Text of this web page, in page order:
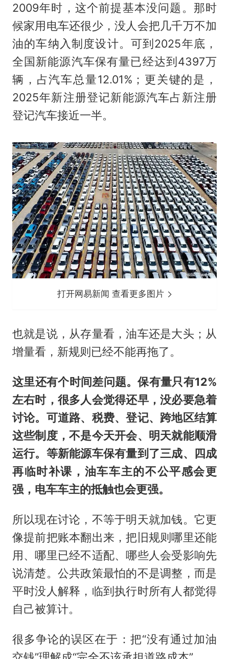
2009年时，这个前提基本没问题。那时
候家用电车还很少，没人会把几千万不加
油的车纳入制度设计。可到2025年底，
全国新能源汽车保有量已经达到4397万
辆，占汽车总量12.01%；更关键的是，
2025年新注册登记新能源汽车占新注册
登记汽车接近一半。
打开网易新闻 查看更多图片
也就是说，从存量看，油车还是大头；从
增量看，新规则已经不能再拖了。
这里还有个时间差问题。保有量只有12%
左右时，很多人会觉得还早，没必要急着
讨论。可道路、税费、登记、跨地区结算
这些制度，不是今天开会、明天就能顺滑
运行。等新能源车保有量到了三成、四成
再临时补课，油车车主的不公平感会更
强，电车车主的抵触也会更强。
所以现在讨论，不等于明天就加钱。它更
像提前把账本翻出来，把旧规则哪里还能
用、哪里已经不适配、哪些人会受影响先
说清楚。公共政策最怕的不是调整，而是
平时没人解释，临到执行时所有人都觉得
自己被算计。
很多争论的误区在于：把“没有通过加油